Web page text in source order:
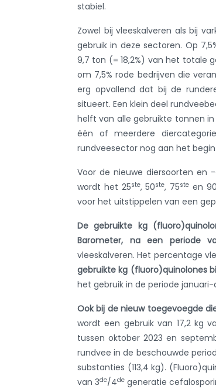
stabiel.
Zowel bij vleeskalveren als bij
gebruik in deze sectoren. Op
9,7 ton (= 18,2%) van het totale
om 7,5% rode bedrijven die
erg opvallend dat bij de
situeert. Een klein deel
helft van alle gebruikte tonnen
één of meerdere
rundveesector nog aan het
Voor de nieuwe diersoorten en
wordt het 25ste, 50ste, 75ste en 90
voor het uitstippelen van een
De gebruikte kg
Barometer, na een periode
vleeskalveren. Het percentage
gebruikte kg (fluoro)quinolones
het gebruik in de periode januari-
Ook bij de nieuw toegevoegde
wordt een gebruik van 17,2 kg
tussen oktober 2023 en
rundvee in de beschouwde
substanties (113,4 kg).
van 3de/4de generatie